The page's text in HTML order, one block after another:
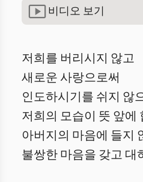
비디오 보기
저희를 버리시지 않고
새로운 사랑으로써
인도하시기를 쉬지 않
저희의 모습이 뜻 앞에
아버지의 마음에 들지
불쌍한 마음을 갖고 대